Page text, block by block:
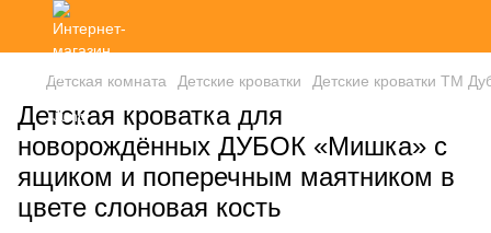
Детская комната Детские кроватки Детские кроватки ТМ
Детская кроватка для
новорождённых ДУБОК «Мишка» с
ящиком и поперечным маятником в
цвете слоновая кость